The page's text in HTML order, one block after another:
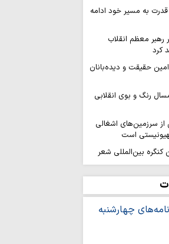
به مسیر خود ادامه
رهبر معظم انقلاب
کرد
امین حقیقت و دیده‌بانان
رنگ و بوی انقلابی
سرزمین‌های اشغالی
است
کنگره بین‌المللی شعر
برگزار…
قدرت میدانی و
می‌گیرد
ثمره حضور مردم در
مسلح است